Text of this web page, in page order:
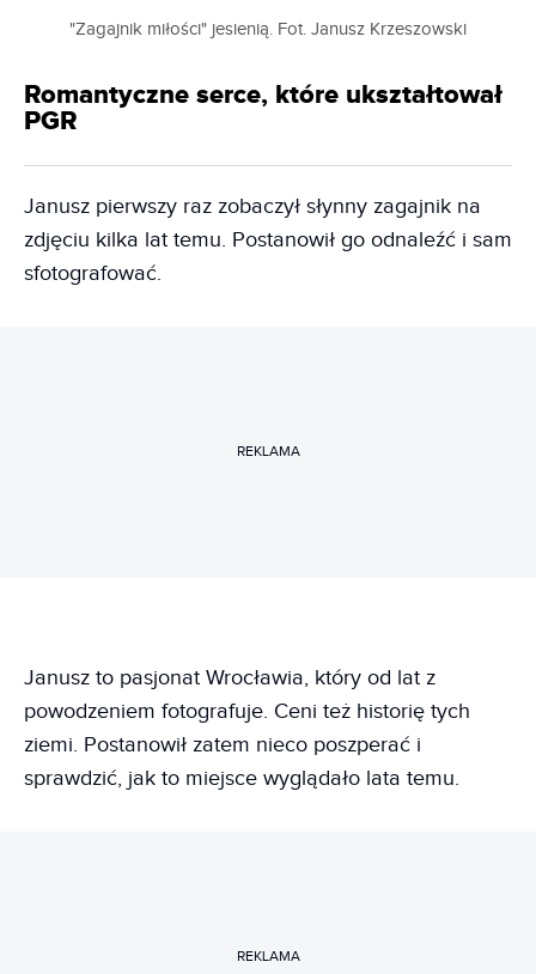
"Zagajnik miłości" jesienią. Fot. Janusz Krzeszowski
Romantyczne serce, które ukształtował
PGR
Janusz pierwszy raz zobaczył słynny zagajnik na
zdjęciu kilka lat temu. Postanowił go odnaleźć i sam
sfotografować.
REKLAMA
Janusz to pasjonat Wrocławia, który od lat z
powodzeniem fotografuje. Ceni też historię tych
ziemi. Postanowił zatem nieco poszperać i
sprawdzić, jak to miejsce wyglądało lata temu.
REKLAMA